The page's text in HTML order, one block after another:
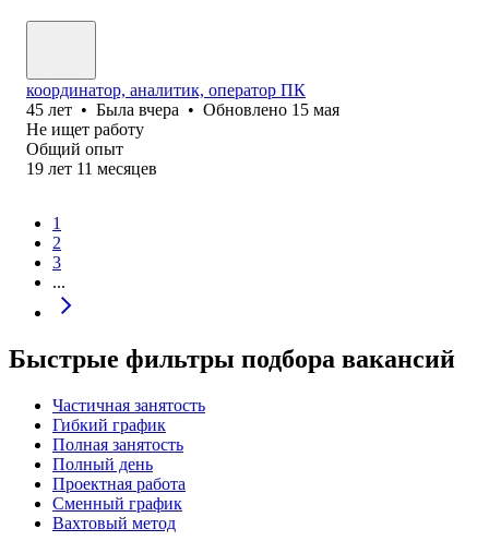
координатор, аналитик, оператор ПК
45 лет • Была вчера • Обновлено 15 мая
Не ищет работу
Общий опыт
19 лет 11 месяцев
1
2
3
...
Быстрые фильтры подбора вакансий
Частичная занятость
Гибкий график
Полная занятость
Полный день
Проектная работа
Сменный график
Вахтовый метод